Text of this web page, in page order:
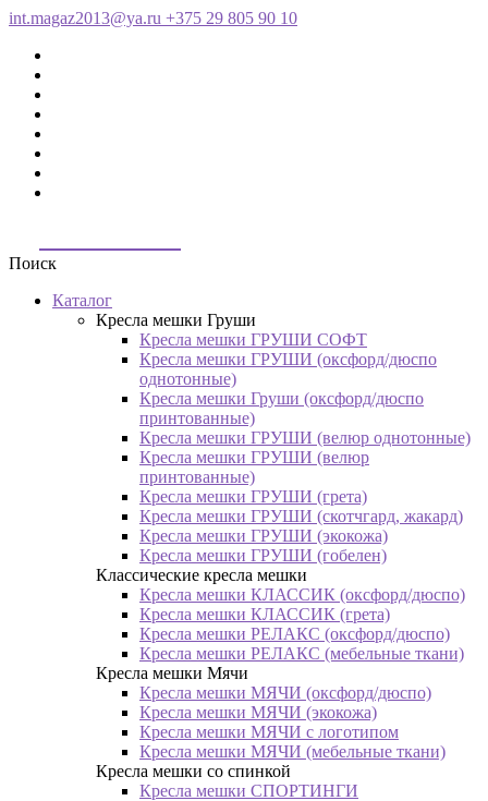
int.magaz2013@ya.ru +375 29 805 90 10
Поиск
Каталог
Кресла мешки Груши
Кресла мешки ГРУШИ СОФТ
Кресла мешки ГРУШИ (оксфорд/дюспо
однотонные)
Кресла мешки Груши (оксфорд/дюспо
принтованные)
Кресла мешки ГРУШИ (велюр однотонные)
Кресла мешки ГРУШИ (велюр
принтованные)
Кресла мешки ГРУШИ (грета)
Кресла мешки ГРУШИ (скотчгард, жакард)
Кресла мешки ГРУШИ (экокожа)
Кресла мешки ГРУШИ (гобелен)
Классические кресла мешки
Кресла мешки КЛАССИК (оксфорд/дюспо)
Кресла мешки КЛАССИК (грета)
Креслa мешки РЕЛАКС (оксфорд/дюспо)
Креслa мешки РЕЛАКС (мебельные ткани)
Кресла мешки Мячи
Кресла мешки МЯЧИ (оксфорд/дюспо)
Кресла мешки МЯЧИ (экокожа)
Кресла мешки МЯЧИ с логотипом
Кресла мешки МЯЧИ (мебельные ткани)
Кресла мешки со спинкой
Кресла мешки СПОРТИНГИ